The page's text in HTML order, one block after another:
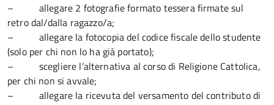
– allegare 2 fotografie formato tessera firmate sul
retro dal/dalla ragazzo/a;
– allegare la fotocopia del codice fiscale dello studente
(solo per chi non lo ha già portato);
– scegliere l’alternativa al corso di Religione Cattolica,
per chi non si avvale;
– allegare la ricevuta del versamento del contributo di